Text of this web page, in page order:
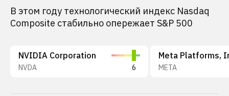
В этом году технологический индекс Nasdaq
Composite стабильно опережает S&P 500
NVIDIA Corporation
NVDA 6
Meta Platforms,
META